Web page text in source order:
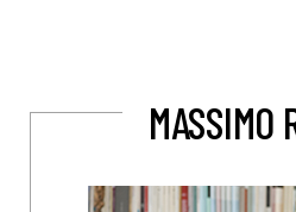
MASSIMO